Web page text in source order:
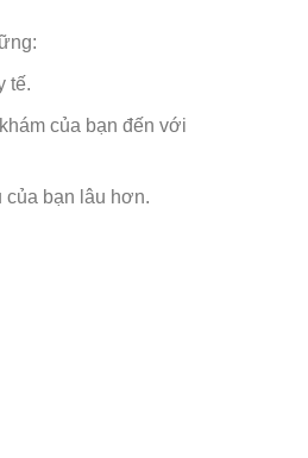
tế.
của bạn đến với
của bạn lâu hơn.